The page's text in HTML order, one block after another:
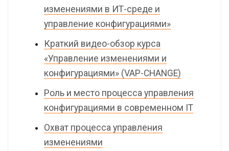
изменениями в ИТ-среде и
управление конфигурациями»
Краткий видео-обзор курса
«Управление изменениями и
конфигурациями» (VAP-CHANGE)
Роль и место процесса управления
конфигурациями в современном IT
Охват процесса управления
изменениями